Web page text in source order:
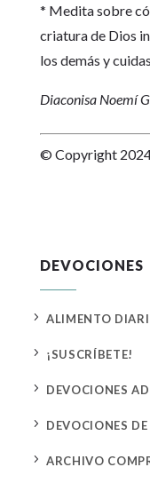
* Medita sobre
criatura de Dios
los demás y
Diaconisa Noemí
© Copyright 2024
DEVOCIONES
5 ALIMENTO
5 ¡SUSCRÍBETE!
5 DEVOCIONES
5 DEVOCIONES
5 ARCHIVO